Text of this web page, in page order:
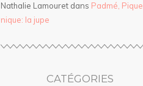
Nathalie Lamouret dans Padmé, Pique
nique: la jupe
CATÉGORIES